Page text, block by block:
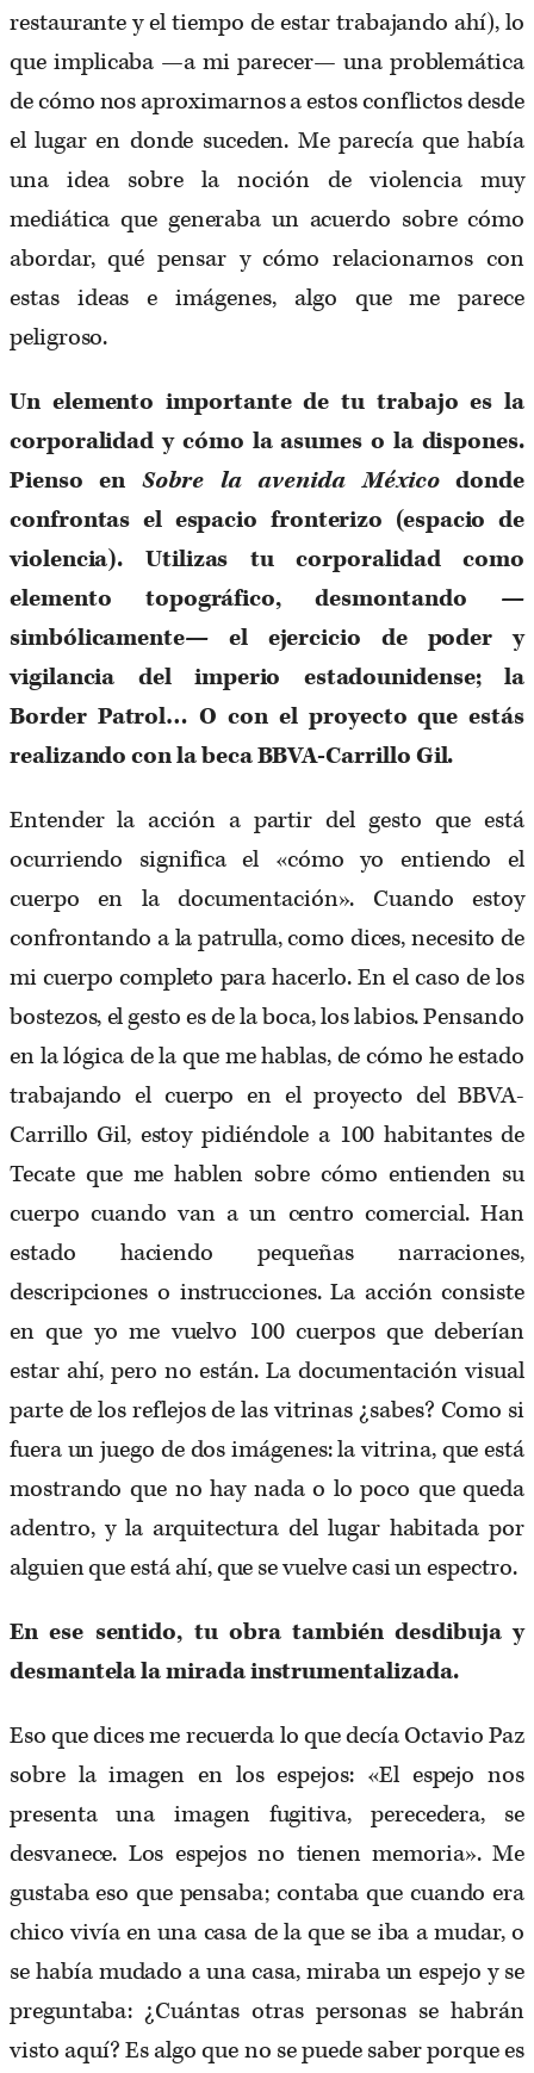
restaurante y el tiempo de estar trabajando ahí), lo
que implicaba —a mi parecer— una problemática
de cómo nos aproximarnos a estos conflictos desde
el lugar en donde suceden. Me parecía que había
una idea sobre la noción de violencia muy
mediática que generaba un acuerdo sobre cómo
abordar, qué pensar y cómo relacionarnos con
estas ideas e imágenes, algo que me parece
peligroso.
Un elemento importante de tu trabajo es la
corporalidad y cómo la asumes o la dispones.
Pienso enSobre la avenida Méxicodonde
confrontas el espacio fronterizo (espacio de
violencia). Utilizas tu corporalidad como
elemento topográfico, desmontando —
simbólicamente— el ejercicio de poder y
vigilancia del imperio estadounidense; la
Border Patrol… O con el proyecto que estás
realizando con la beca BBVA-Carrillo Gil.
Entender la acción a partir del gesto que está
ocurriendo significa el «cómo yo entiendo el
cuerpo en la documentación». Cuando estoy
confrontando a la patrulla, como dices, necesito de
mi cuerpo completo para hacerlo. En el caso de los
bostezos, el gesto es de la boca, los labios. Pensando
en la lógica de la que me hablas, de cómo he estado
trabajando el cuerpo en el proyecto del BBVA-
Carrillo Gil, estoy pidiéndole a 100 habitantes de
Tecate que me hablen sobre cómo entienden su
cuerpo cuando van a un centro comercial. Han
estado haciendo pequeñas narraciones,
descripciones o instrucciones. La acción consiste
en que yo me vuelvo 100 cuerpos que deberían
estar ahí, pero no están. La documentación visual
parte de los reflejos de las vitrinas ¿sabes? Como si
fuera un juego de dos imágenes: la vitrina, que está
mostrando que no hay nada o lo poco que queda
adentro, y la arquitectura del lugar habitada por
alguien que está ahí, que se vuelve casi un espectro.
En ese sentido, tu obra también desdibuja y
desmantela la mirada instrumentalizada.
Eso que dices me recuerda lo que decía Octavio Paz
sobre la imagen en los espejos: «El espejo nos
presenta una imagen fugitiva, perecedera, se
desvanece. Los espejos no tienen memoria». Me
gustaba eso que pensaba; contaba que cuando era
chico vivía en una casa de la que se iba a mudar, o
se había mudado a una casa, miraba un espejo y se
preguntaba: ¿Cuántas otras personas se habrán
visto aquí? Es algo que no se puede saber porque es